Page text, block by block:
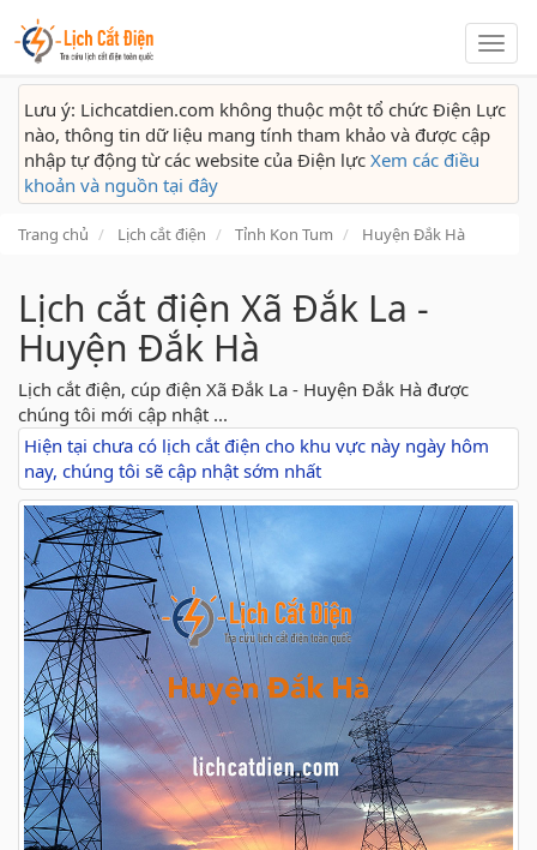
Lịch
cắt
Lưu ý: Lichcatdien.com không thuộc một tổ chức Điện Lực
nào, thông tin dữ liệu mang tính tham khảo và được cập
nhập tự động từ các website của Điện lực Xem các điều
khoản và nguồn tại đây
Trang chủ Lịch cắt điện Tỉnh Kon Tum Huyện Đắk Hà
Lịch cắt điện Xã Đắk La -
Huyện Đắk Hà
Lịch cắt điện, cúp điện Xã Đắk La - Huyện Đắk Hà được
chúng tôi mới cập nhật ...
Hiện tại chưa có lịch cắt điện cho khu vực này ngày hôm
nay, chúng tôi sẽ cập nhật sớm nhất